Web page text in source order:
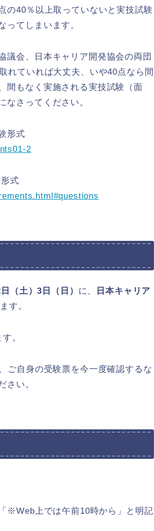
の40％以上取っていないと実技試験
ってしまいます。
議会、日本キャリア開発協会の両団
れていれば大丈夫、いや40点なら間
間もなく実施される実技試験（面
なさってください。
形式
2
式
（土）3日（日） に、
日本キャリア
す。
。
ご自身の受験票を今一度確認するな
さい。
※Web上では午前10時から」と明記